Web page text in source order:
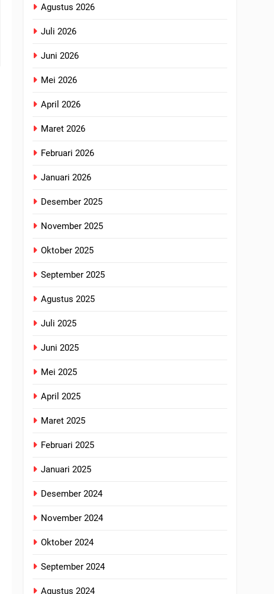
Agustus 2026
Juli 2026
Juni 2026
Mei 2026
April 2026
Maret 2026
Februari 2026
Januari 2026
Desember 2025
November 2025
Oktober 2025
September 2025
Agustus 2025
Juli 2025
Juni 2025
Mei 2025
April 2025
Maret 2025
Februari 2025
Januari 2025
Desember 2024
November 2024
Oktober 2024
September 2024
Agustus 2024